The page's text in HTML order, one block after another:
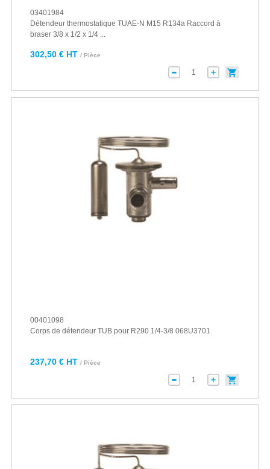
03401984
Détendeur thermostatique TUAE-N M15 R134a Raccord à
braser 3/8 x 1/2 x 1/4 ...
302,50 € HT / Pièce
00401098
Corps de détendeur TUB pour R290 1/4-3/8 068U3701
237,70 € HT / Pièce